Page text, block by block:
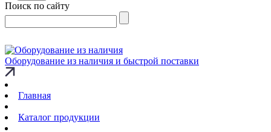
Поиск по сайту
Оборудование из наличия и быстрой поставки
Главная
Каталог продукции